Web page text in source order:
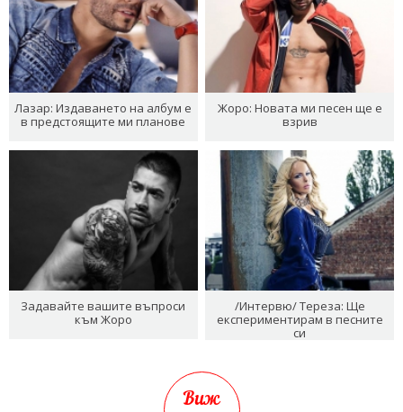
Лазар: Издаването на албум е
в предстоящите ми планове
Жоро: Новата ми песен ще е
взрив
Задавайте вашите въпроси
към Жоро
/Интервю/ Тереза: Ще
експериментирам в песните
си
Виж